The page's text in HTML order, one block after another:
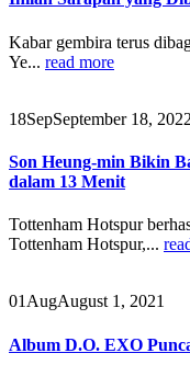
Kabar gembira terus
Ye... read more
18SepSeptember 18, 2022
Son Heung-min Bikin
dalam 13 Menit
Tottenham Hotspur
Tottenham Hotspur,...
01 AugAugust 1, 2021
Album D.O. EXO